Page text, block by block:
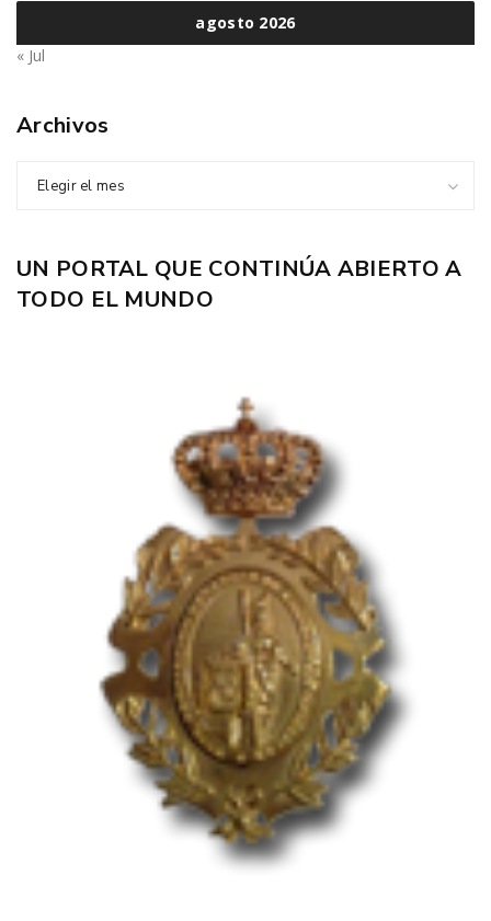
agosto 2026
« Jul
Archivos
Elegir el mes
UN PORTAL QUE CONTINÚA ABIERTO A
TODO EL MUNDO